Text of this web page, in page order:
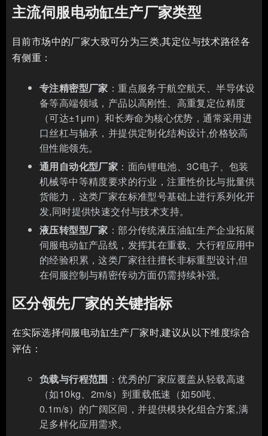
主流伺服电动缸生产厂家类型
目前市场中的厂家大致可分为三类,其定位与技术路径各
有侧重：
专注精密型厂家 ：重点服务于航空航天、半导体设
备等高端领域，产品以高刚性、高重复定位精度
（可达±1μm）和长寿命为核心优势，通常采用进
口丝杠与轴承，并提供定制化结构设计,价格较高
但性能领先。
通用自动化型厂家 ：面向锂电池、3C电子、包装
机械等中等精度要求的行业，注重性价比与批量供
货能力，这类厂家在标准型号基础上进行系列化开
发,同时提供快速交付与技术支持。
液压转型型厂家 ：部分传统液压油缸生产企业拓展
伺服电动缸产品线，发挥其在重载、大行程应用中
的经验积累，这类厂家往往擅长非标重型设计,但
在伺服控制与精密传动方面仍需持续补强。
区分领先厂家的关键指标
在实际选择伺服电动缸生产厂家时,建议从以下维度综合
评估：
负载与行程范围 ：优秀的厂家应覆盖从轻载高速
（如10kg、2m/s）到重载低速（如50吨、
0.1m/s）的广阔区间，并提供模块化组合方案,满
足多样化应用需求。